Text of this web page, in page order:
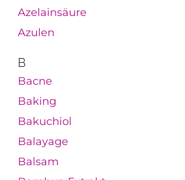
Azelainsäure
Azulen
B
Bacne
Baking
Bakuchiol
Balayage
Balsam